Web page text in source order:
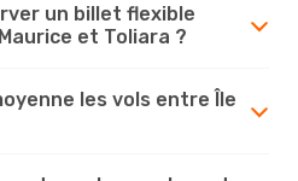
un billet flexible
et Toliara ?
les vols entre Île